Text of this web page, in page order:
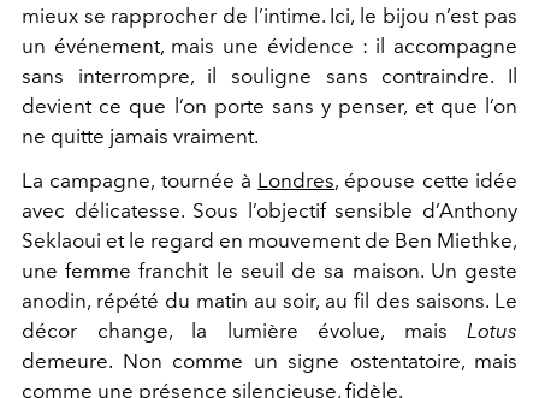
mieux se rapprocher de l’intime. Ici, le bijou n’est pas
un événement, mais une évidence : il accompagne
sans interrompre, il souligne sans contraindre. Il
devient ce que l’on porte sans y penser, et que l’on
ne quitte jamais vraiment.
La campagne, tournée à Londres, épouse cette idée
avec délicatesse. Sous l’objectif sensible d’Anthony
Seklaoui et le regard en mouvement de Ben Miethke,
une femme franchit le seuil de sa maison. Un geste
anodin, répété du matin au soir, au fil des saisons. Le
décor change, la lumière évolue, mais Lotus
demeure. Non comme un signe ostentatoire, mais
comme une présence silencieuse, fidèle.